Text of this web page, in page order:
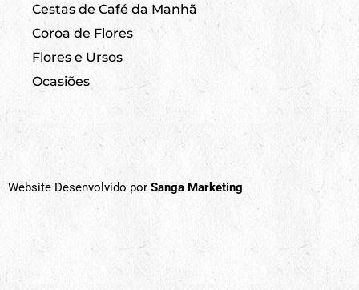
Cestas de Café da Manhã
Coroa de Flores
Flores e Ursos
Ocasiões
Website Desenvolvido por Sanga Marketing